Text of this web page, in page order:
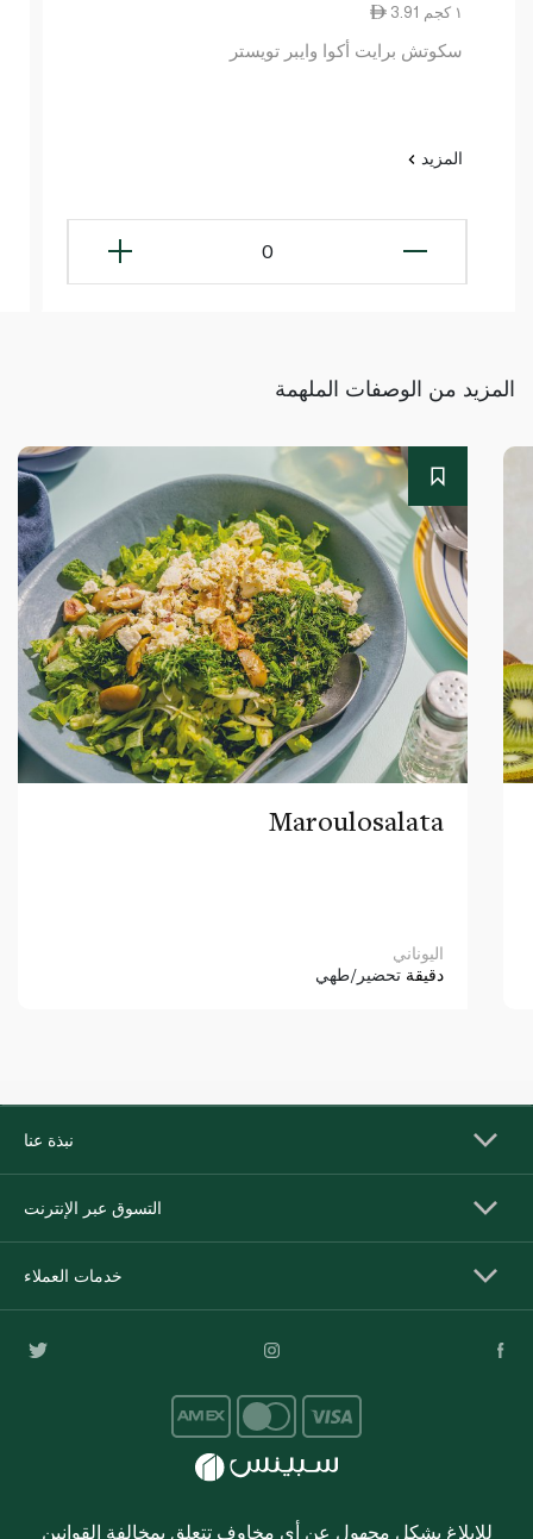
3.91 ١ كجم
سكوتش برايت أكوا وايبر تويستر
المزيد
0
المزيد من الوصفات الملهمة
Maroulosalata
اليوناني
دقيقة تحضير/طهي
نبذة عنا
التسوق عبر الإنترنت
خدمات العملاء
للإبلاغ بشكل مجهول عن أي مخاوف تتعلق بمخالفة القوانين